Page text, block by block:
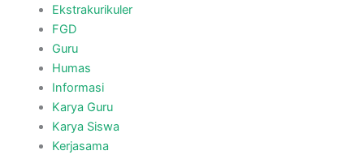
Ekstrakurikuler
FGD
Guru
Humas
Informasi
Karya Guru
Karya Siswa
Kerjasama